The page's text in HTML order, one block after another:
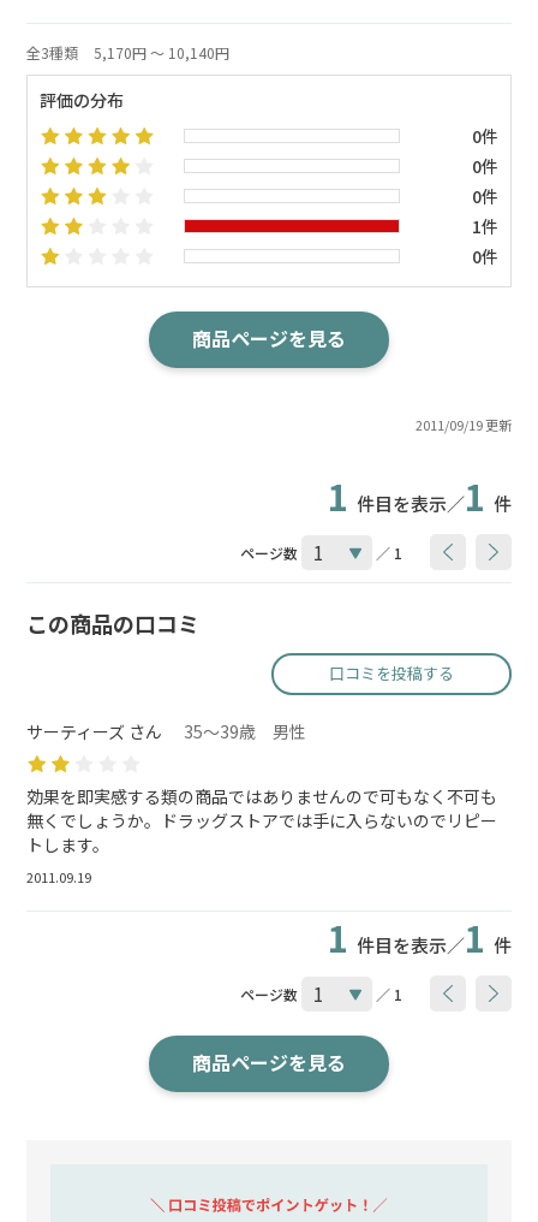
2011/09/19 更新
全3種類 5,170円 ～ 10,140円
評価の分布
0件
0件
0件
1件
0件
商品ページを見る
1 件目を表示／1 件
ページ数 ／ 1
この商品の口コミ
口コミを投稿する
サーティーズ さん 35～39歳 男性
効果を即実感する類の商品ではありませんので可もなく不可も
無くでしょうか。ドラッグストアでは手に入らないのでリピー
トします。
2011.09.19
1 件目を表示／1 件
ページ数 ／ 1
商品ページを見る